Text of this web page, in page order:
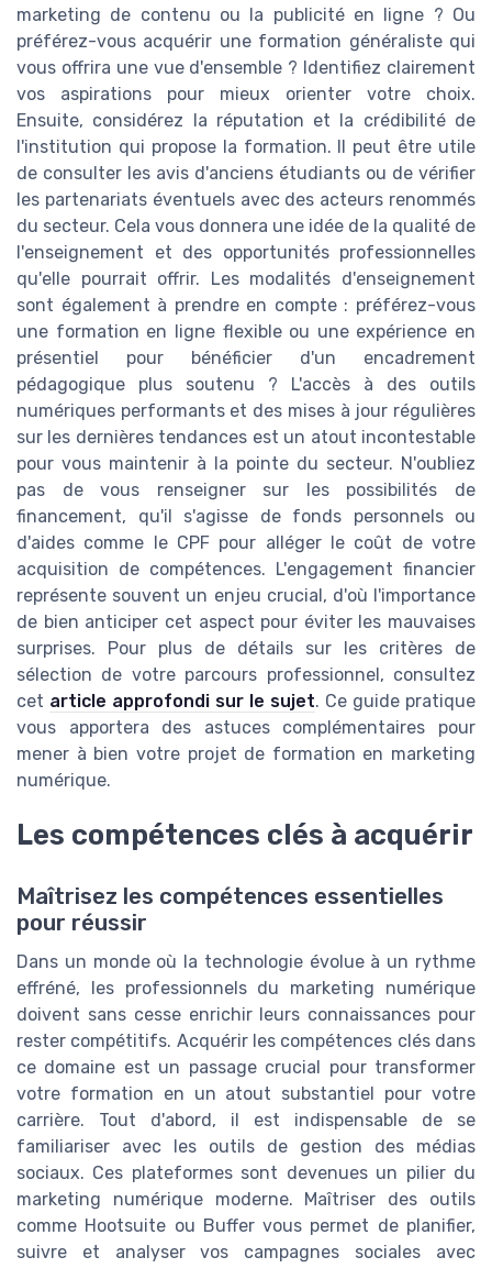
marketing de contenu ou la publicité en ligne ? Ou
préférez-vous acquérir une formation généraliste qui
vous offrira une vue d'ensemble ? Identifiez clairement
vos aspirations pour mieux orienter votre choix.
Ensuite, considérez la réputation et la crédibilité de
l'institution qui propose la formation. Il peut être utile
de consulter les avis d'anciens étudiants ou de vérifier
les partenariats éventuels avec des acteurs renommés
du secteur. Cela vous donnera une idée de la qualité de
l'enseignement et des opportunités professionnelles
qu'elle pourrait offrir. Les modalités d'enseignement
sont également à prendre en compte : préférez-vous
une formation en ligne flexible ou une expérience en
présentiel pour bénéficier d'un encadrement
pédagogique plus soutenu ? L'accès à des outils
numériques performants et des mises à jour régulières
sur les dernières tendances est un atout incontestable
pour vous maintenir à la pointe du secteur. N'oubliez
pas de vous renseigner sur les possibilités de
financement, qu'il s'agisse de fonds personnels ou
d'aides comme le CPF pour alléger le coût de votre
acquisition de compétences. L'engagement financier
représente souvent un enjeu crucial, d'où l'importance
de bien anticiper cet aspect pour éviter les mauvaises
surprises. Pour plus de détails sur les critères de
sélection de votre parcours professionnel, consultez
cet article approfondi sur le sujet. Ce guide pratique
vous apportera des astuces complémentaires pour
mener à bien votre projet de formation en marketing
numérique.
Les compétences clés à acquérir
Maîtrisez les compétences essentielles
pour réussir
Dans un monde où la technologie évolue à un rythme
effréné, les professionnels du marketing numérique
doivent sans cesse enrichir leurs connaissances pour
rester compétitifs. Acquérir les compétences clés dans
ce domaine est un passage crucial pour transformer
votre formation en un atout substantiel pour votre
carrière. Tout d'abord, il est indispensable de se
familiariser avec les outils de gestion des médias
sociaux. Ces plateformes sont devenues un pilier du
marketing numérique moderne. Maîtriser des outils
comme Hootsuite ou Buffer vous permet de planifier,
suivre et analyser vos campagnes sociales avec